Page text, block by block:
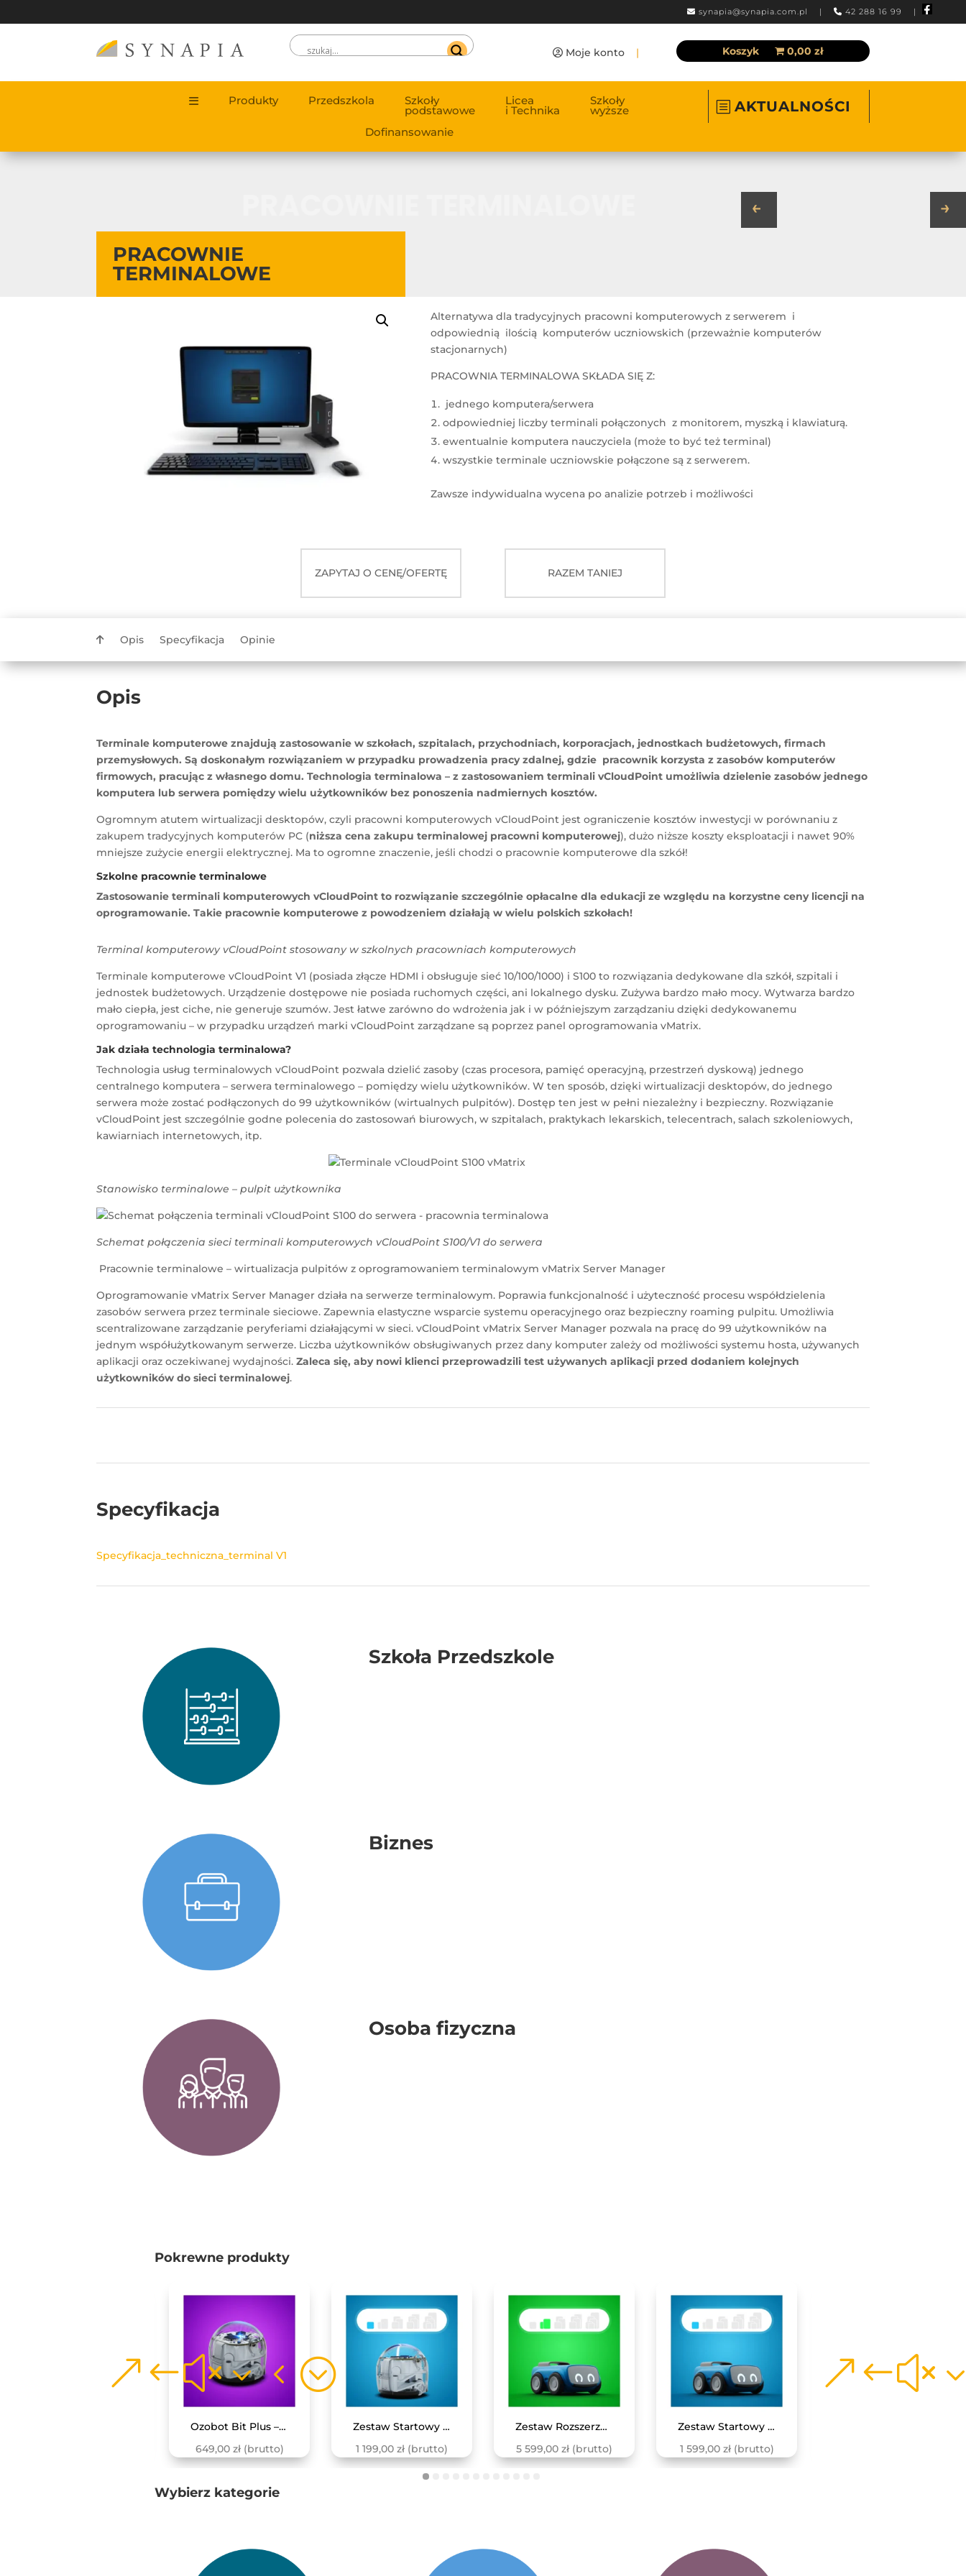
synapia@synapia.com.pl | 42 288 16 99 |
Moje konto | Koszyk 0,00 zł
Produkty Przedszkola Szkoły
podstawowe
Licea
i Technika
Szkoły
wyższe
Dofinansowanie
AKTUALNOŚCI
← →
PRACOWNIE
TERMINALOWE
Alternatywa dla tradycyjnych pracowni komputerowych z serwerem i
odpowiednią ilością komputerów uczniowskich (przeważnie komputerów
stacjonarnych)
PRACOWNIA TERMINALOWA SKŁADA SIĘ Z:
jednego komputera/serwera
odpowiedniej liczby terminali połączonych z monitorem, myszką i klawiaturą.
ewentualnie komputera nauczyciela (może to być też terminal)
wszystkie terminale uczniowskie połączone są z serwerem.
Zawsze indywidualna wycena po analizie potrzeb i możliwości
ZAPYTAJ O CENĘ/OFERTĘ RAZEM TANIEJ
Opis Specyfikacja Opinie
Opis
Terminale komputerowe znajdują zastosowanie w szkołach, szpitalach, przychodniach, korporacjach, jednostkach budżetowych, firmach
przemysłowych. Są doskonałym rozwiązaniem w przypadku prowadzenia pracy zdalnej, gdzie pracownik korzysta z zasobów komputerów
firmowych, pracując z własnego domu. Technologia terminalowa – z zastosowaniem terminali vCloudPoint umożliwia dzielenie zasobów jednego
komputera lub serwera pomiędzy wielu użytkowników bez ponoszenia nadmiernych kosztów.
Ogromnym atutem wirtualizacji desktopów, czyli pracowni komputerowych vCloudPoint jest ograniczenie kosztów inwestycji w porównaniu z
zakupem tradycyjnych komputerów PC (niższa cena zakupu terminalowej pracowni komputerowej), dużo niższe koszty eksploatacji i nawet 90%
mniejsze zużycie energii elektrycznej. Ma to ogromne znaczenie, jeśli chodzi o pracownie komputerowe dla szkół!
Szkolne pracownie terminalowe
Zastosowanie terminali komputerowych vCloudPoint to rozwiązanie szczególnie opłacalne dla edukacji ze względu na korzystne ceny licencji na
oprogramowanie. Takie pracownie komputerowe z powodzeniem działają w wielu polskich szkołach!
Terminal komputerowy vCloudPoint stosowany w szkolnych pracowniach komputerowych
Terminale komputerowe vCloudPoint V1 (posiada złącze HDMI i obsługuje sieć 10/100/1000) i S100 to rozwiązania dedykowane dla szkół, szpitali i
jednostek budżetowych. Urządzenie dostępowe nie posiada ruchomych części, ani lokalnego dysku. Zużywa bardzo mało mocy. Wytwarza bardzo
mało ciepła, jest ciche, nie generuje szumów. Jest łatwe zarówno do wdrożenia jak i w późniejszym zarządzaniu dzięki dedykowanemu
oprogramowaniu – w przypadku urządzeń marki vCloudPoint zarządzane są poprzez panel oprogramowania vMatrix.
Jak działa technologia terminalowa?
Technologia usług terminalowych vCloudPoint pozwala dzielić zasoby (czas procesora, pamięć operacyjną, przestrzeń dyskową) jednego
centralnego komputera – serwera terminalowego – pomiędzy wielu użytkowników. W ten sposób, dzięki wirtualizacji desktopów, do jednego
serwera może zostać podłączonych do 99 użytkowników (wirtualnych pulpitów). Dostęp ten jest w pełni niezależny i bezpieczny. Rozwiązanie
vCloudPoint jest szczególnie godne polecenia do zastosowań biurowych, w szpitalach, praktykach lekarskich, telecentrach, salach szkoleniowych,
kawiarniach internetowych, itp.
Stanowisko terminalowe – pulpit użytkownika
Schemat połączenia sieci terminali komputerowych vCloudPoint S100/V1 do serwera
Pracownie terminalowe – wirtualizacja pulpitów z oprogramowaniem terminalowym vMatrix Server Manager
Oprogramowanie vMatrix Server Manager działa na serwerze terminalowym. Poprawia funkcjonalność i użyteczność procesu współdzielenia
zasobów serwera przez terminale sieciowe. Zapewnia elastyczne wsparcie systemu operacyjnego oraz bezpieczny roaming pulpitu. Umożliwia
scentralizowane zarządzanie peryferiami działającymi w sieci. vCloudPoint vMatrix Server Manager pozwala na pracę do 99 użytkowników na
jednym współużytkowanym serwerze. Liczba użytkowników obsługiwanych przez dany komputer zależy od możliwości systemu hosta, używanych
aplikacji oraz oczekiwanej wydajności.Zaleca się, aby nowi klienci przeprowadzili test używanych aplikacji przed dodaniem kolejnych
użytkowników do sieci terminalowej.
Specyfikacja
Specyfikacja_techniczna_terminal V1
Szkoła Przedszkole
Biznes
Osoba fizyczna
Pokrewne produkty
Ozobot Bit Plus – robot z flamastrami
649,00 zł (brutto)
Zestaw Startowy z Ozobotem – pierwsze kroki w kodowaniu
1 199,00zł (brutto)
Zestaw Rozszerzony z 4 robotami INDI
5 599,00zł (brutto)
Zestaw Startowy z robotem INDI – pierwsze kroki w kodowaniu
1 599,00 zł (brutto)
Wybierz kategorie